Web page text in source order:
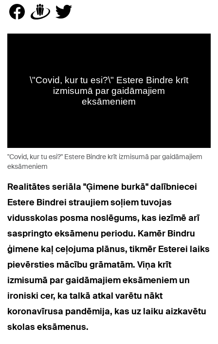
"Covid, kur tu esi?" Estere Bindre krīt izmisumā par gaidāmajiem
eksāmeniem
Realitātes seriāla "Ģimene burkā" dalībniecei
Estere Bindrei straujiem soļiem tuvojas
vidusskolas posma noslēgums, kas iezīmē arī
saspringto eksāmenu periodu. Kamēr Bindru
ģimene kaļ ceļojuma plānus, tikmēr Esterei laiks
pievērsties mācību grāmatām. Viņa krīt
izmisumā par gaidāmajiem eksāmeniem un
ironiski cer, ka talkā atkal varētu nākt
koronavīrusa pandēmija, kas uz laiku aizkavētu
skolas eksāmenus.